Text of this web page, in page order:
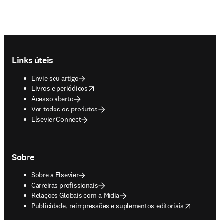
Links úteis
Envie seu artigo
Livros e periódicos
opens in new tab/window
Acesso aberto
Ver todos os produtos
Elsevier Connect
Sobre
Sobre a Elsevier
Carreiras profissionais
Relações Globais com a Mídia
Publicidade, reimpressões e suplementos editoriais
opens in new tab/window